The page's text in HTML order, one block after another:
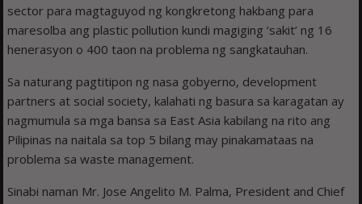
sector para magtaguyod ng kongkretong hakbang para
maresolba ang plastic pollution kundi magiging ‘sakit’ ng 16
henerasyon o 400 taon na problema ng sangkatauhan.
Sa naturang pagtitipon ng nasa gobyerno, development
partners at social society, kalahati ng basura sa karagatan ay
nagmumula sa mga bansa sa East Asia kabilang na rito ang
Pilipinas na naitala sa top 5 bilang may pinakamataas na
problema sa waste management.
Sinabi naman Mr. Jose Angelito M. Palma, President and Chief